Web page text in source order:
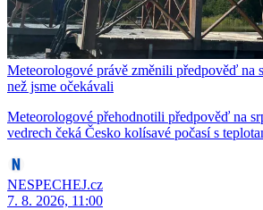
Meteorologové právě změnili předpověď na
než jsme očekávali
Meteorologové přehodnotili předpověď na
vedrech čeká Česko kolísavé počasí s
NESPECHEJ.cz
7. 8. 2026, 11:00